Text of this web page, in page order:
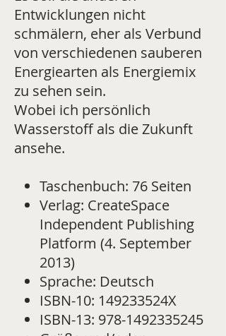
Entwicklungen nicht
schmälern, eher als Verbund
von verschiedenen sauberen
Energiearten als Energiemix
zu sehen sein.
Wobei ich persönlich
Wasserstoff als die Zukunft
ansehe.
Taschenbuch: 76 Seiten
Verlag: CreateSpace
Independent Publishing
Platform (4. September
2013)
Sprache: Deutsch
ISBN-10: 149233524X
ISBN-13: 978-1492335245